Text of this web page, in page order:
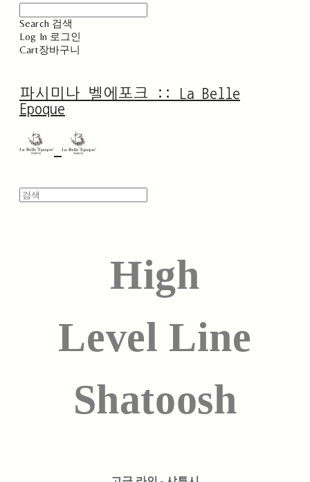
Search 검색
Log In 로그인
Cart장바구니
파시미나 벨에포크 :: La Belle
Epoque
High
Level Line
Shatoosh